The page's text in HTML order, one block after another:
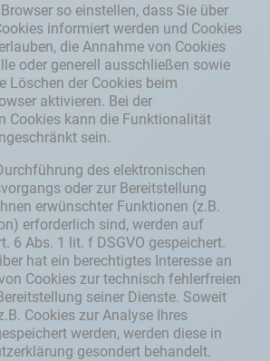
so einstellen, dass Sie über
informiert werden und Cookies
die Annahme von Cookies
oder generell ausschließen sowie
Löschen der Cookies beim
aktivieren. Bei der
Cookies kann die Funktionalität
sein.
des elektronischen
oder zur Bereitstellung
erwünschter Funktionen (z.B.
erforderlich sind, werden auf
6 Abs. 1 lit. f DSGVO gespeichert.
hat ein berechtigtes Interesse an
Cookies zur technisch fehlerfreien
seiner Dienste. Soweit
Cookies zur Analyse Ihres
werden, werden diese in
gesondert behandelt.